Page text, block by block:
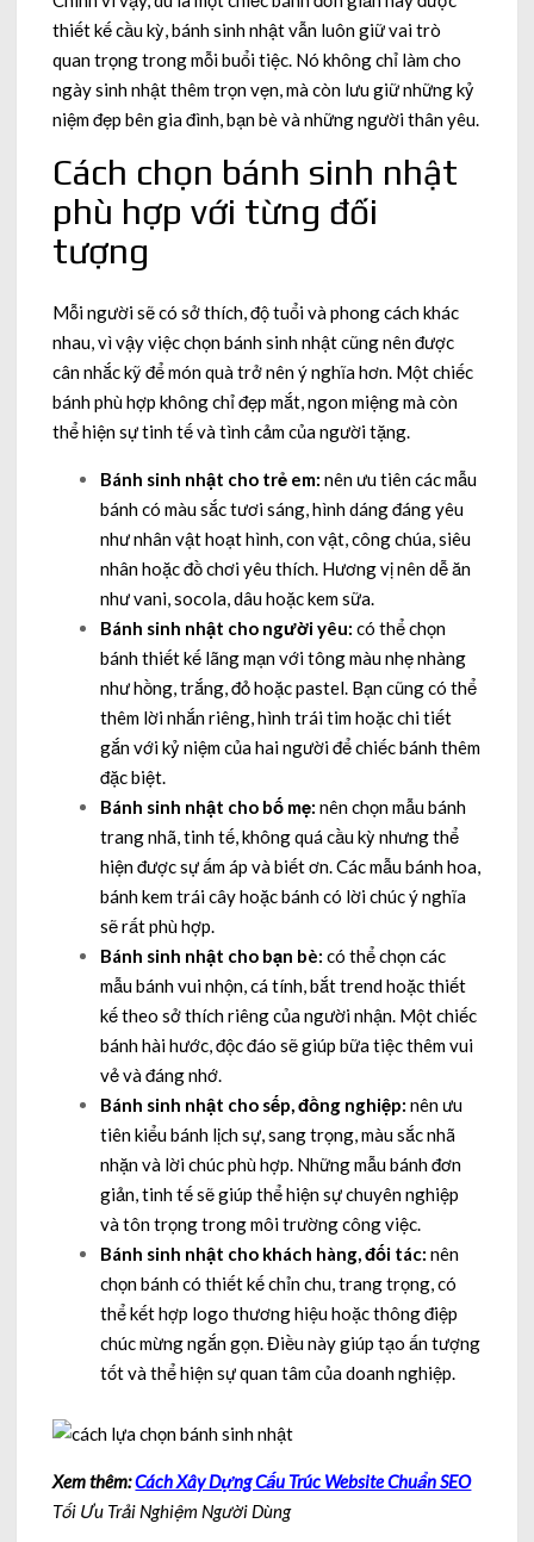
thiết kế cầu kỳ, bánh sinh nhật vẫn luôn giữ vai trò
quan trọng trong mỗi buổi tiệc. Nó không chỉ làm cho
ngày sinh nhật thêm trọn vẹn, mà còn lưu giữ những kỷ
niệm đẹp bên gia đình, bạn bè và những người thân yêu.
Cách chọn bánh sinh nhật
phù hợp với từng đối
tượng
Mỗi người sẽ có sở thích, độ tuổi và phong cách khác
nhau, vì vậy việc chọn bánh sinh nhật cũng nên được
cân nhắc kỹ để món quà trở nên ý nghĩa hơn. Một chiếc
bánh phù hợp không chỉ đẹp mắt, ngon miệng mà còn
thể hiện sự tinh tế và tình cảm của người tặng.
Bánh sinh nhật cho trẻ em: nên ưu tiên các mẫu
bánh có màu sắc tươi sáng, hình dáng đáng yêu
như nhân vật hoạt hình, con vật, công chúa, siêu
nhân hoặc đồ chơi yêu thích. Hương vị nên dễ ăn
như vani, socola, dâu hoặc kem sữa.
Bánh sinh nhật cho người yêu: có thể chọn
bánh thiết kế lãng mạn với tông màu nhẹ nhàng
như hồng, trắng, đỏ hoặc pastel. Bạn cũng có thể
thêm lời nhắn riêng, hình trái tim hoặc chi tiết
gắn với kỷ niệm của hai người để chiếc bánh thêm
đặc biệt.
Bánh sinh nhật cho bố mẹ: nên chọn mẫu bánh
trang nhã, tinh tế, không quá cầu kỳ nhưng thể
hiện được sự ấm áp và biết ơn. Các mẫu bánh hoa,
bánh kem trái cây hoặc bánh có lời chúc ý nghĩa
sẽ rất phù hợp.
Bánh sinh nhật cho bạn bè: có thể chọn các
mẫu bánh vui nhộn, cá tính, bắt trend hoặc thiết
kế theo sở thích riêng của người nhận. Một chiếc
bánh hài hước, độc đáo sẽ giúp bữa tiệc thêm vui
vẻ và đáng nhớ.
Bánh sinh nhật cho sếp, đồng nghiệp: nên ưu
tiên kiểu bánh lịch sự, sang trọng, màu sắc nhã
nhặn và lời chúc phù hợp. Những mẫu bánh đơn
giản, tinh tế sẽ giúp thể hiện sự chuyên nghiệp
và tôn trọng trong môi trường công việc.
Bánh sinh nhật cho khách hàng, đối tác: nên
chọn bánh có thiết kế chỉn chu, trang trọng, có
thể kết hợp logo thương hiệu hoặc thông điệp
chúc mừng ngắn gọn. Điều này giúp tạo ấn tượng
tốt và thể hiện sự quan tâm của doanh nghiệp.
Xem thêm:Cách Xây Dựng Cấu Trúc Website Chuẩn SEO
Tối Ưu Trải Nghiệm Người Dùng